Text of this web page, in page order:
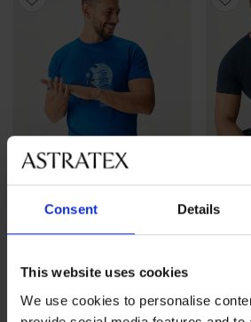
Consent Details
This website uses cookies
We use cookies to personalise
Charlie met korte broek
Brent